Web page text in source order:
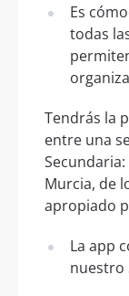
Es
todas
Tendrás la
entre una
Murcia, de
apropiado
La app
nuestro